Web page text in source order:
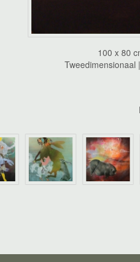
100 x 80
Tweedimensionaal